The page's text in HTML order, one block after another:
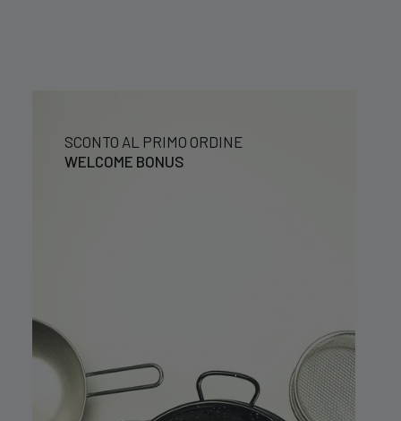
SCONTO AL PRIMO ORDINE
WELCOME BONUS